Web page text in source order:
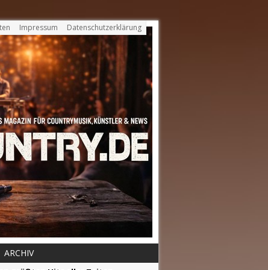
Impressum Datenschutzerklärung
ARCHIV